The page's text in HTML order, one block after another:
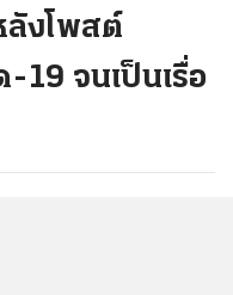
งโพสต์
จนเป็นเรื่อ